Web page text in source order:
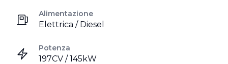
Alimentazione
Elettrica / Diesel
Potenza
197CV / 145kW